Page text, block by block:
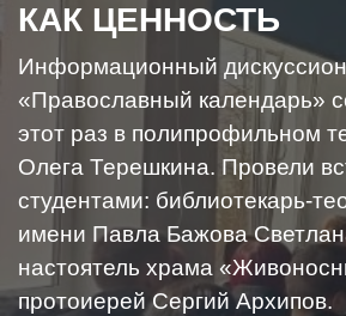
КАК ЦЕННОСТЬ
Информационный
«Православный календарь»
этот раз в полипрофильном
Олега Терешкина. Провели
студентами: библиотекарь-
имени Павла Бажова
настоятель храма
протоиерей Сергий Архипов.